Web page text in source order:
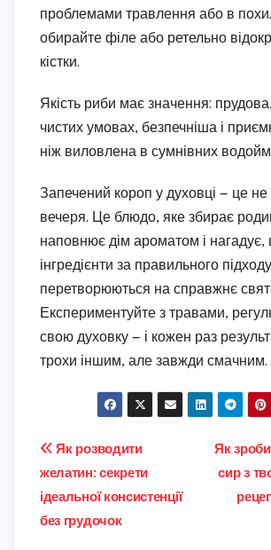
проблемами травлення або в
обирайте філе або ретельно
кістки.
Якість риби має значення:
чистих умовах, безпечніша і
ніж виловлена в сумнівних
Запечений короп у духовці — це не
вечеря. Це блюдо, яке збирає
наповнює дім ароматом і нагадує,
інгредієнти за правильного підходу
перетворюються на справжнє
Експериментуйте з травами,
свою духовку — і кожен раз
трохи іншим, але завжди смачним.
Навігація
записів
Як
сир з
Як розводити
желатин: секрети
ідеальної консистенції
без грудочок